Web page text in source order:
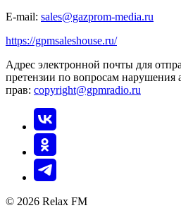
E-mail: sales@gazprom-media.ru
https://gpmsaleshouse.ru/
Адрес электронной почты для
претензии по вопросам нарушения
прав: copyright@gpmradio.ru
© 2026 Relax FM